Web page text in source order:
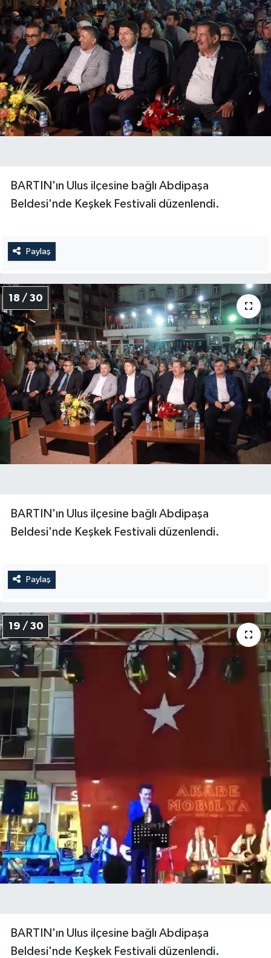
BARTIN'ın Ulus ilçesine bağlı Abdipaşa
Beldesi'nde Keşkek Festivali düzenlendi.
Paylaş
18 / 30
BARTIN'ın Ulus ilçesine bağlı Abdipaşa
Beldesi'nde Keşkek Festivali düzenlendi.
Paylaş
19 / 30
BARTIN'ın Ulus ilçesine bağlı Abdipaşa
Beldesi'nde Keşkek Festivali düzenlendi.